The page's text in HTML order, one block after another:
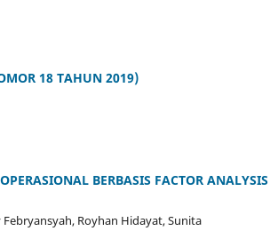
18 TAHUN 2019)
BERBASIS FACTOR ANALYSIS
Royhan Hidayat, Sunita